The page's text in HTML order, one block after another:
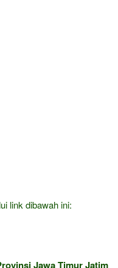
link dibawah ini:
Jawa Timur Jatim